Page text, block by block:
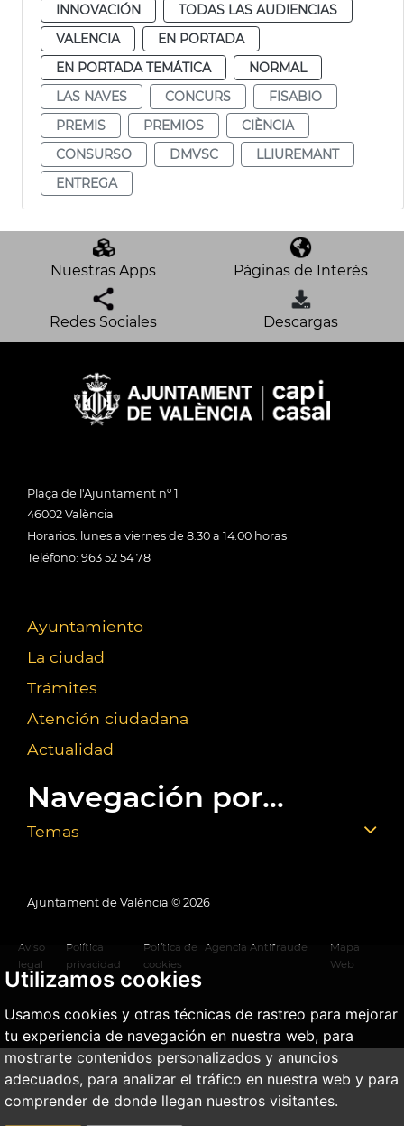
Utilizamos cookies
Usamos cookies y otras técnicas de rastreo para mejorar
tu experiencia de navegación en nuestra web, para
mostrarte contenidos personalizados y anuncios
adecuados, para analizar el tráfico en nuestra web y para
comprender de donde llegan nuestros visitantes.
INNOVACIÓN
TODAS LAS AUDIENCIAS
VALENCIA
EN PORTADA
EN PORTADA TEMÁTICA
NORMAL
LAS NAVES
CONCURS
FISABIO
PREMIS
PREMIOS
CIÈNCIA
CONSURSO
DMVSC
LLIUREMANT
ENTREGA
Nuestras Apps Páginas de Interés
Redes Sociales Descargas
Plaça de l'Ajuntament nº 1
46002 València
Horarios: lunes a viernes de 8:30 a 14:00 horas
Teléfono: 963 52 54 78
Ayuntamiento
La ciudad
Trámites
Atención ciudadana
Actualidad
Navegación por...
Temas
Ajuntament de València © 2026
Aviso
legal
Política
privacidad
Política de
cookies
Agencia Antifraude
Mapa
Web